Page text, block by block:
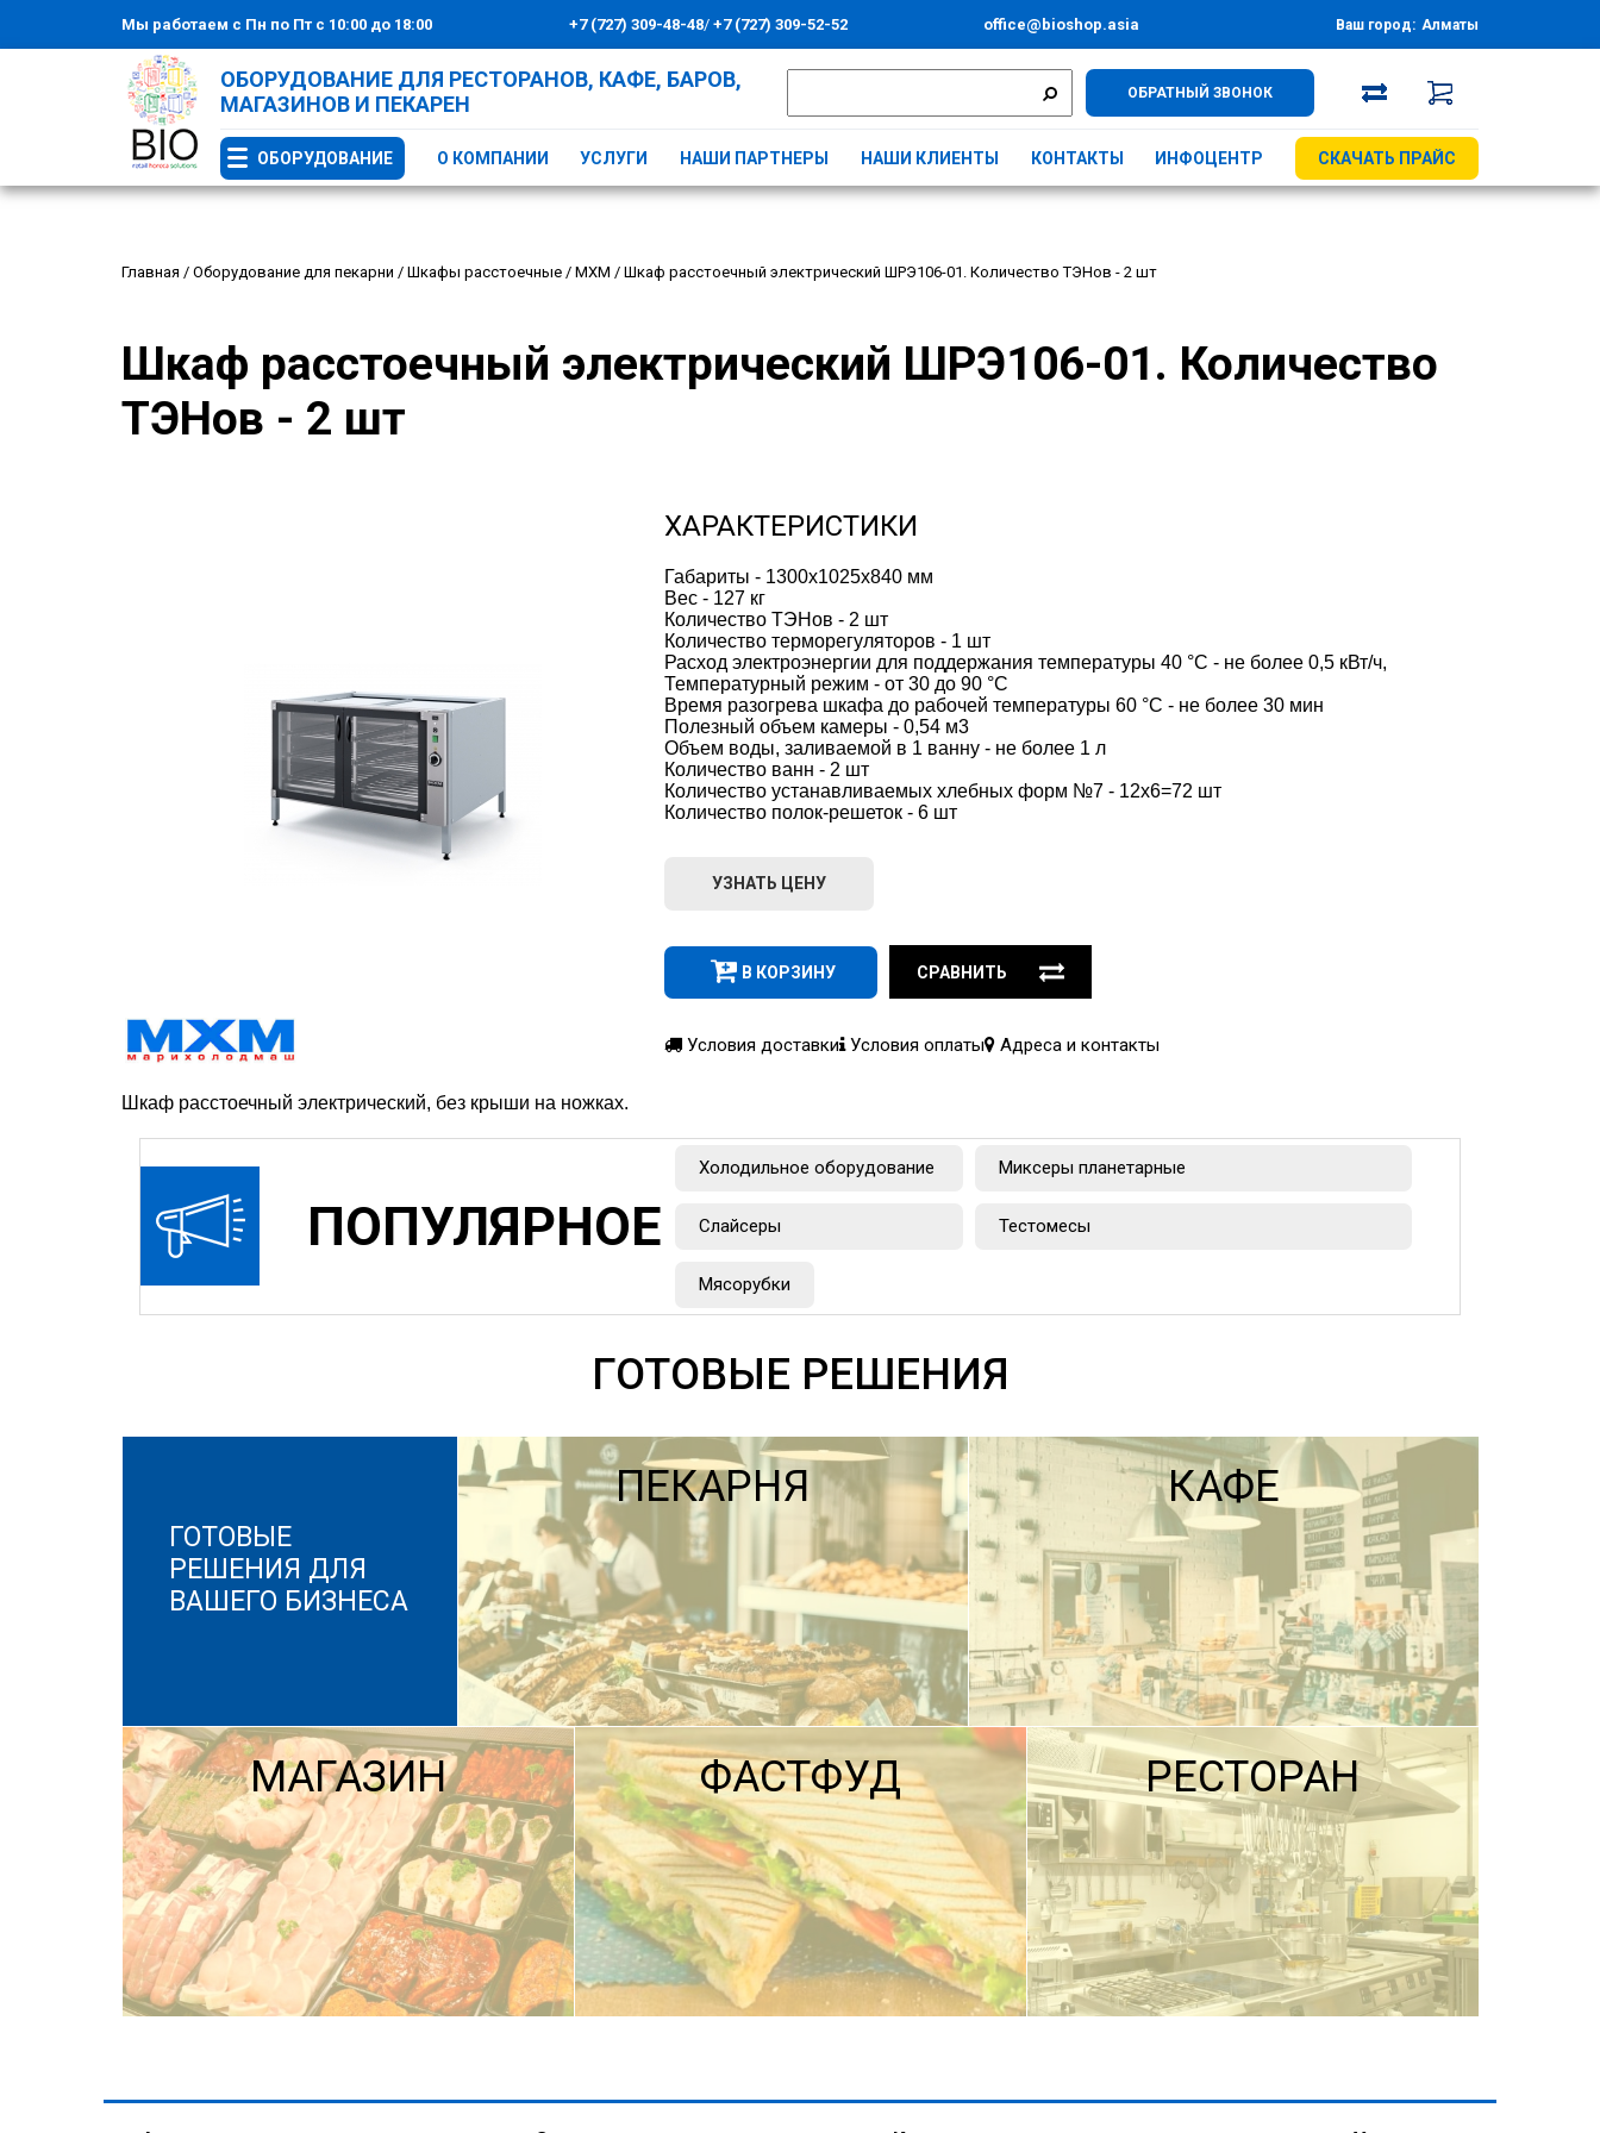
Мы работаем с Пн по Пт с 10:00 до 18:00 +7 (727) 309-48-48/+7 (727) 309-52-52 office@bioshop.asia Ваш город: Алматы
ОБОРУДОВАНИЕ ДЛЯ РЕСТОРАНОВ, КАФЕ, БАРОВ,
МАГАЗИНОВ И ПЕКАРЕН
ОБРАТНЫЙ ЗВОНОК
ОБОРУДОВАНИЕ О КОМПАНИИ УСЛУГИ НАШИ ПАРТНЕРЫ НАШИ КЛИЕНТЫ КОНТАКТЫ ИНФОЦЕНТР СКАЧАТЬ ПРАЙС
Главная / Оборудование для пекарни / Шкафы расстоечные / МХМ / Шкаф расстоечный электрический ШРЭ106-01. Количество ТЭНов - 2 шт
Шкаф расстоечный электрический ШРЭ106-01. Количество
ТЭНов - 2 шт
ХАРАКТЕРИСТИКИ
Габариты - 1300х1025х840 мм
Вес - 127 кг
Количество ТЭНов - 2 шт
Количество терморегуляторов - 1 шт
Расход электроэнергии для поддержания температуры 40 °С - не более 0,5 кВт/ч,
Температурный режим - от 30 до 90 °С
Время разогрева шкафа до рабочей температуры 60 °С - не более 30 мин
Полезный объем камеры - 0,54 м3
Объем воды, заливаемой в 1 ванну - не более 1 л
Количество ванн - 2 шт
Количество устанавливаемых хлебных форм №7 - 12х6=72 шт
Количество полок-решеток - 6 шт
УЗНАТЬ ЦЕНУ
В КОРЗИНУ СРАВНИТЬ
Условия доставки Условия оплаты Адреса и контакты
Шкаф расстоечный электрический, без крыши на ножках.
ПОПУЛЯРНОЕ
Холодильное оборудование Миксеры планетарные
Слайсеры Тестомесы
Мясорубки
ГОТОВЫЕ РЕШЕНИЯ
ГОТОВЫЕ
РЕШЕНИЯ ДЛЯ
ВАШЕГО БИЗНЕСА
ПЕКАРНЯ
ПОДРОБНЕЕ
КАФЕ
ПОДРОБНЕЕ
МАГАЗИН ФАСТФУД РЕСТОРАН